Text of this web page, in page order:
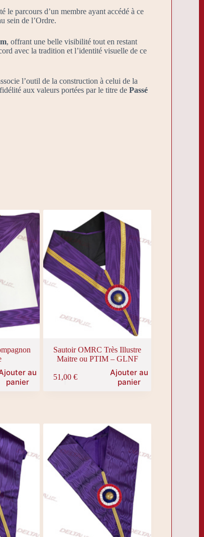
parcours d’un membre ayant accédé à ce
sein de l’Ordre.
, offrant une belle visibilité tout en restant
avec la tradition et l’identité visuelle de ce
l’outil de la construction à celui de la
aux valeurs portées par le titre de Passé
au
panier
Sautoir OMRC Très Illustre
Maitre ou PTIM – GLNF
51,00 €
Ajouter au
panier